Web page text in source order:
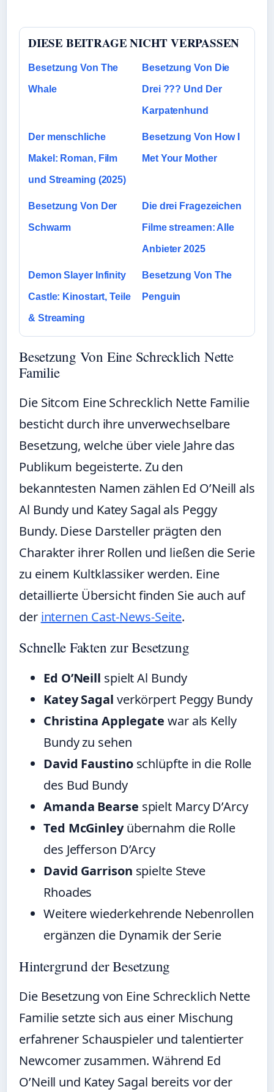
DIESE BEITRAGE NICHT VERPASSEN
Besetzung Von The
Whale
Besetzung Von Die
Drei ??? Und Der
Karpatenhund
Der menschliche
Makel: Roman, Film
und Streaming (2025)
Besetzung Von How I
Met Your Mother
Besetzung Von Der
Schwarm
Die drei Fragezeichen
Filme streamen: Alle
Anbieter 2025
Demon Slayer Infinity
Castle: Kinostart, Teile
& Streaming
Besetzung Von The
Penguin
Besetzung Von Eine Schrecklich Nette
Familie
Die Sitcom Eine Schrecklich Nette Familie
besticht durch ihre unverwechselbare
Besetzung, welche über viele Jahre das
Publikum begeisterte. Zu den
bekanntesten Namen zählen Ed O’Neill als
Al Bundy und Katey Sagal als Peggy
Bundy. Diese Darsteller prägten den
Charakter ihrer Rollen und ließen die Serie
zu einem Kultklassiker werden. Eine
detaillierte Übersicht finden Sie auch auf
der internen Cast-News-Seite.
Schnelle Fakten zur Besetzung
Ed O’Neill spielt Al Bundy
Katey Sagal verkörpert Peggy Bundy
Christina Applegate war als Kelly
Bundy zu sehen
David Faustinoschlüpfte in die Rolle
des Bud Bundy
Amanda Bearse spielt Marcy D’Arcy
Ted McGinleyübernahm die Rolle
des Jefferson D’Arcy
David Garrison spielte Steve
Rhoades
Weitere wiederkehrende Nebenrollen
ergänzen die Dynamik der Serie
Hintergrund der Besetzung
Die Besetzung von Eine Schrecklich Nette
Familie setzte sich aus einer Mischung
erfahrener Schauspieler und talentierter
Newcomer zusammen. Während Ed
O’Neill und Katey Sagal bereits vor der